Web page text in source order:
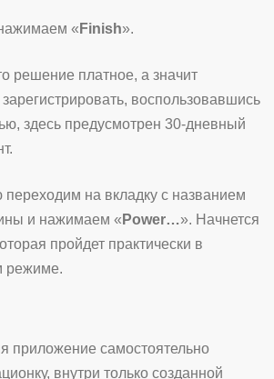
« Finish».
решение платное, а значит
воспользовавшись
здесь предусмотрен 30-дневный
на вкладку с названием
и нажимаем « Power…». Начнется
пройдет практически в
режиме.
приложение самостоятельно
внутри только созданной